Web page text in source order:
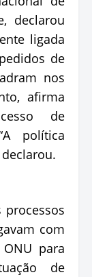
declarou
ligada
de
nos
afirma
de
política
processos
com
para
de